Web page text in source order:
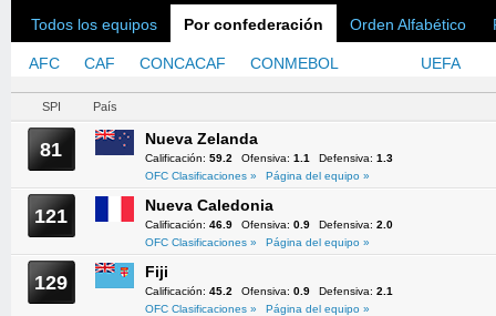
Todos los equipos Por confederación Orden Alfabético
AFC CAF CONCACAF CONMEBOL UEFA
SPI País
81 Nueva Zelanda
Calificación: 59.2 Ofensiva: 1.1 Defensiva: 1.3
OFC Clasificaciones »
Página del equipo »
121 Nueva Caledonia
Calificación: 46.9 Ofensiva: 0.9 Defensiva: 2.0
OFC Clasificaciones »
Página del equipo »
129 Fiji
Calificación: 45.2 Ofensiva: 0.9 Defensiva: 2.1
OFC Clasificaciones »
Página del equipo »